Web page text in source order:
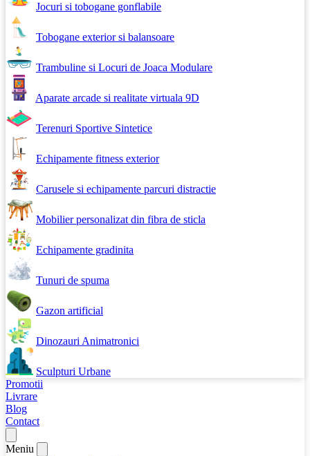
Jocuri si tobogane gonflabile
Tobogane exterior si balansoare
Trambuline si Locuri de Joaca Modulare
Aparate arcade si realitate virtuala 9D
Terenuri Sportive Sintetice
Echipamente fitness exterior
Carusele si echipamente parcuri distractie
Mobilier personalizat din fibra de sticla
Echipamente gradinita
Tunuri de spuma
Gazon artificial
Dinozauri Animatronici
Sculpturi Urbane
Promotii
Livrare
Blog
Contact
Meniu